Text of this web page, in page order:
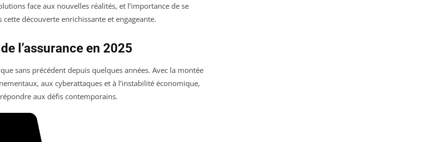
face aux nouvelles réalités, et l’importance de se
découverte enrichissante et engageante.
l’assurance en 2025
sans précédent depuis quelques années. Avec la montée
aux cyberattaques et à l’instabilité économique,
aux défis contemporains.